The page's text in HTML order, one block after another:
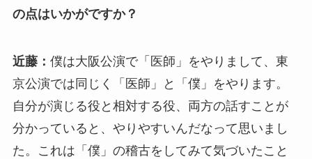
の点はいかがですか？
近藤： 僕は大阪公演で「医師」をやりまして、東
京公演では同じく「医師」と「僕」をやります。
自分が演じる役と相対する役、両方の話すことが
分かっていると、やりやすいんだなって思いまし
た。これは「僕」の稽古をしてみて気づいたこと